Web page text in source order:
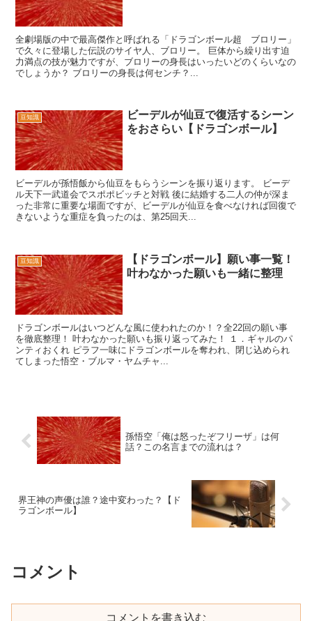
全劇場版の中で最高傑作と呼ばれる「ドラゴンボール超 ブロリー」
で久々に登場した伝説のサイヤ人、ブロリー。 巨体から繰り出す迫
力満点の技が魅力ですが、ブロリーの身長はいったいどのくらいなの
でしょうか？ ブロリーの身長は何センチ？...
豆知識
ビーデルが仙豆で復活するシーン
をおさらい【ドラゴンボール】
ビーデルが孫悟飯から仙豆をもらうシーンを振り返ります。 ビーデ
ル天下一武道会でスポポビッチと対戦 後に結婚する二人の仲が深ま
った非常に重要な場面ですが、ビーデルが仙豆を食べなければ回復で
きないような重症を負ったのは、第25回天...
豆知識
【ドラゴンボール】願い事一覧！
叶わなかった願いも一緒に整理
ドラゴンボールはいつどんな風に使われたのか！？全22回の願い事
を徹底整理！ 叶わなかった願いも振り返ってみた！ １．ギャルのパ
ンティおくれ ピラフ一味にドラゴンボールを奪われ、閉じ込められ
てしまった悟空・ブルマ・ヤムチャ...
孫悟空「俺は怒ったぞフリーザ」は何
話？この名言までの流れは？
界王神の声優は誰？途中変わった？【ド
ラゴンボール】
コメント
コメントを書き込む